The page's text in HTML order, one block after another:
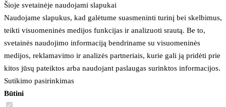
Šioje svetainėje naudojami slapukai
Naudojame slapukus, kad galėtume suasmeninti turinį bei skelbimus,
teikti visuomeninės medijos funkcijas ir analizuoti srautą. Be to,
svetainės naudojimo informaciją bendriname su visuomeninės
medijos, reklamavimo ir analizės partneriais, kurie gali ją pridėti prie
kitos jūsų pateiktos arba naudojant paslaugas surinktos informacijos.
Sutikimo pasirinkimas
Būtini